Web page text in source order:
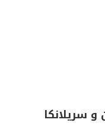
و سريلانكا